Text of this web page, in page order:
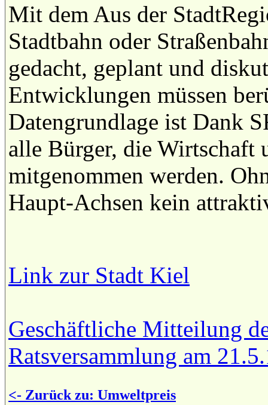
Mit dem Aus der
Stadtbahn oder
gedacht, geplant und
Entwicklungen müssen
Datengrundlage ist Dank
alle Bürger, die Wirtschaft
mitgenommen werden.
Haupt-Achsen kein
Link zur Stadt Kiel
Geschäftliche Mitteilung
Ratsversammlung am
<- Zurück zu: Umweltpreis